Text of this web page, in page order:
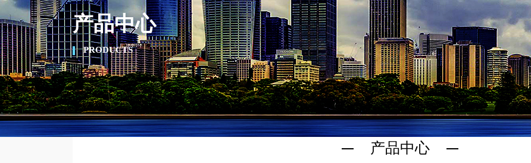
产品中心
PRODUCTS
产品中心